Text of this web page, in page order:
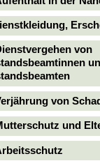
von
von
und